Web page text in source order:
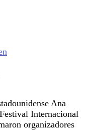
Ana
Internacional
organizadores